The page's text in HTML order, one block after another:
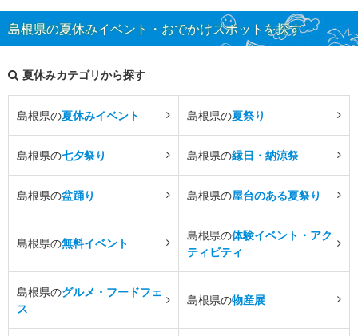
島根県の夏休みイベント・おでかけスポットを探す
夏休みカテゴリから探す
島根県の夏休みイベント 島根県の夏祭り
島根県の七夕祭り 島根県の縁日・納涼祭
島根県の盆踊り 島根県の屋台のある夏祭り
島根県の無料イベント
島根県の体験イベント・アク
ティビティ
島根県のグルメ・フードフェ
ス
島根県の物産展